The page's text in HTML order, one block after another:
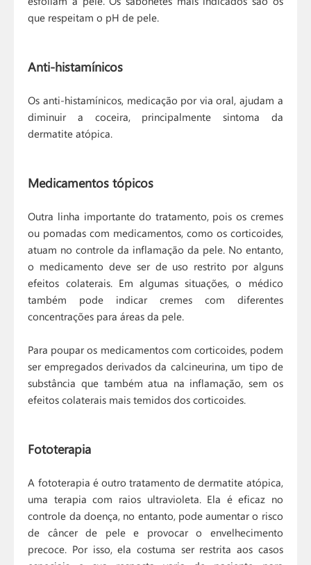
que respeitam o pH de pele.
Anti-histamínicos
Os anti-histamínicos, medicação por via oral, ajudam a
diminuir a coceira, principalmente sintoma da
dermatite atópica.
Medicamentos tópicos
Outra linha importante do tratamento, pois os cremes
ou pomadas com medicamentos, como os corticoides,
atuam no controle da inflamação da pele. No entanto,
o medicamento deve ser de uso restrito por alguns
efeitos colaterais. Em algumas situações, o médico
também pode indicar cremes com diferentes
concentrações para áreas da pele.
Para poupar os medicamentos com corticoides, podem
ser empregados derivados da calcineurina, um tipo de
substância que também atua na inflamação, sem os
efeitos colaterais mais temidos dos corticoides.
Fototerapia
A fototerapia é outro tratamento de dermatite atópica,
uma terapia com raios ultravioleta. Ela é eficaz no
controle da doença, no entanto, pode aumentar o risco
de câncer de pele e provocar o envelhecimento
precoce. Por isso, ela costuma ser restrita aos casos